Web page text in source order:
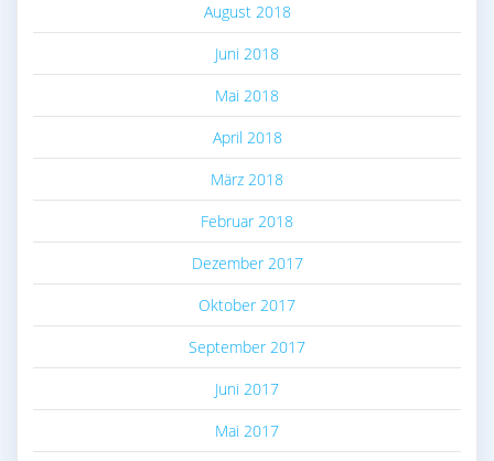
August 2018
Juni 2018
Mai 2018
April 2018
März 2018
Februar 2018
Dezember 2017
Oktober 2017
September 2017
Juni 2017
Mai 2017